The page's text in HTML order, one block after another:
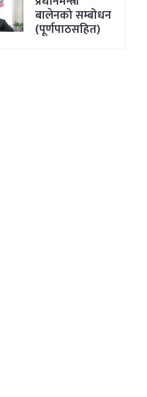
बालेनको सम्बोधन
(पूर्णपाठसहित)